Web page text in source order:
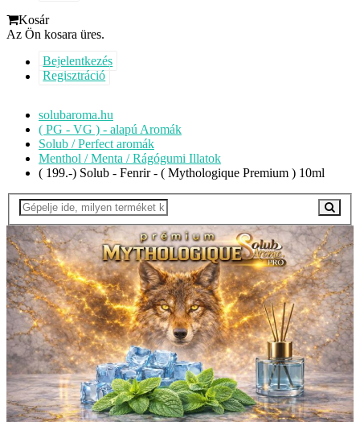
Kosár
Az Ön kosara üres.
Bejelentkezés
Regisztráció
solubaroma.hu
( PG - VG ) - alapú Aromák
Solub / Perfect aromák
Menthol / Menta / Rágógumi Illatok
( 199.-) Solub - Fenrir - ( Mythologique Premium ) 10ml